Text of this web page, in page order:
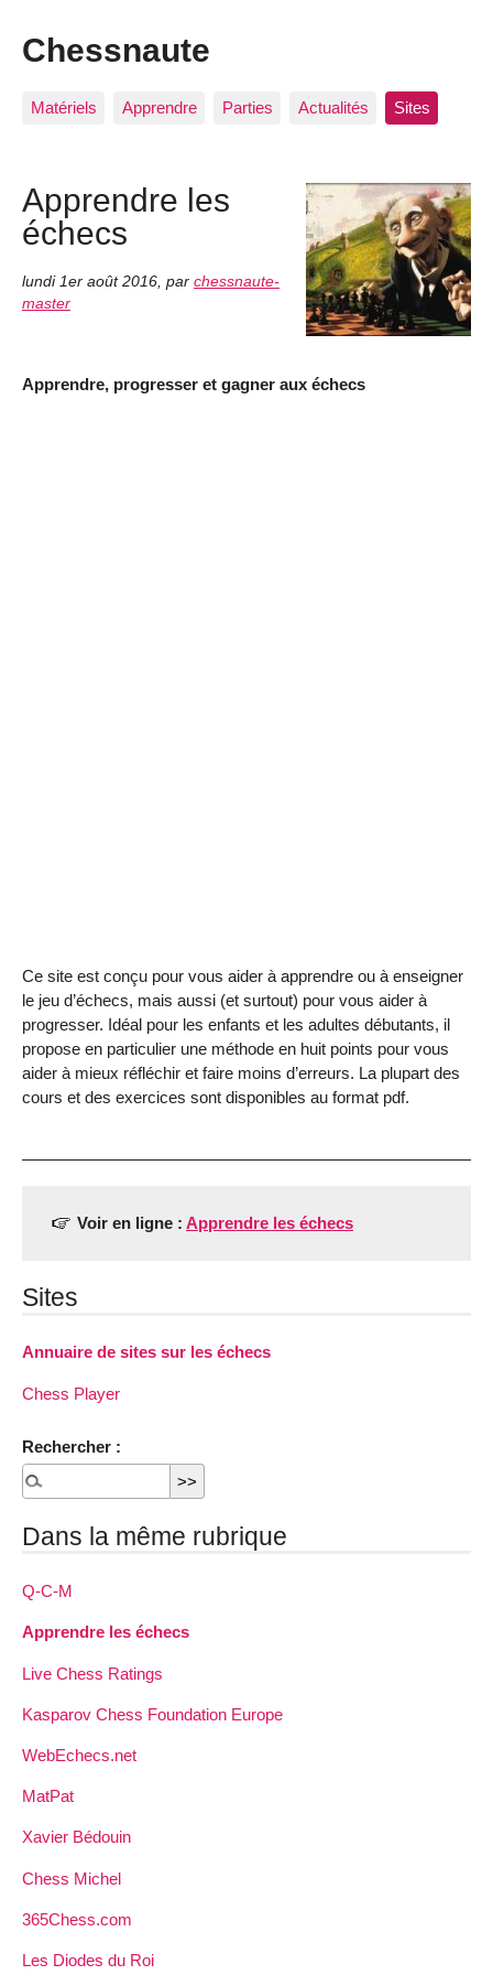
Chessnaute
Matériels Apprendre Parties Actualités Sites
Apprendre les
échecs
lundi 1er août 2016, par chessnaute-
master
Apprendre, progresser et gagner aux échecs
Ce site est conçu pour vous aider à apprendre ou à enseigner
le jeu d’échecs, mais aussi (et surtout) pour vous aider à
progresser. Idéal pour les enfants et les adultes débutants, il
propose en particulier une méthode en huit points pour vous
aider à mieux réfléchir et faire moins d’erreurs. La plupart des
cours et des exercices sont disponibles au format pdf.
Voir en ligne : Apprendre les échecs
Sites
Annuaire de sites sur les échecs
Chess Player
Rechercher :
Dans la même rubrique
Q-C-M
Apprendre les échecs
Live Chess Ratings
Kasparov Chess Foundation Europe
WebEchecs.net
MatPat
Xavier Bédouin
Chess Michel
365Chess.com
Les Diodes du Roi